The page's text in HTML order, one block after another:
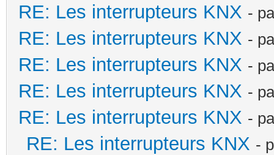
RE: Les interrupteurs KNX -
RE: Les interrupteurs KNX -
RE: Les interrupteurs KNX -
RE: Les interrupteurs KNX -
RE: Les interrupteurs KNX -
RE: Les interrupteurs KNX -